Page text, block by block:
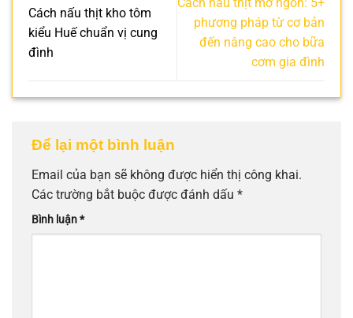
Cách nấu thịt kho tôm
kiểu Huế chuẩn vị cung
đình
phương pháp từ cơ bản
đến nâng cao cho bữa
cơm gia đình
Để lại một bình luận
Email của bạn sẽ không được hiển thị công khai.
Các trường bắt buộc được đánh dấu *
Bình luận*